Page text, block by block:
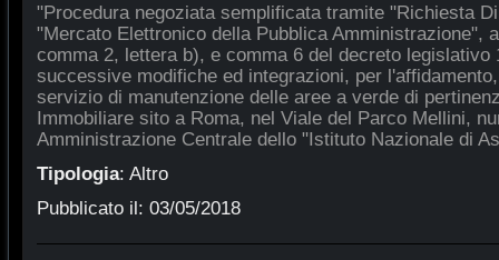
"Procedura negoziata semplificata tramite "Richiesta
"Mercato Elettronico della Pubblica Amministrazione",
comma 2, lettera b), e comma 6 del decreto legislativo
successive modifiche ed integrazioni, per
servizio di manutenzione delle aree a verde di
Immobiliare sito a Roma, nel Viale del Parco Mellini,
Amministrazione Centrale dello "Istituto Nazionale di
Tipologia: Altro
Pubblicato il: 03/05/2018